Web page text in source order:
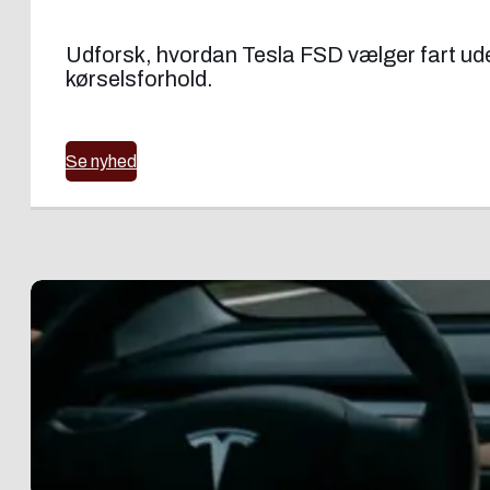
Udforsk, hvordan Tesla FSD vælger fart
kørselsforhold.
Se nyhed